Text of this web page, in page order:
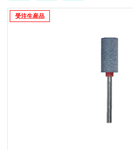
受注生産品